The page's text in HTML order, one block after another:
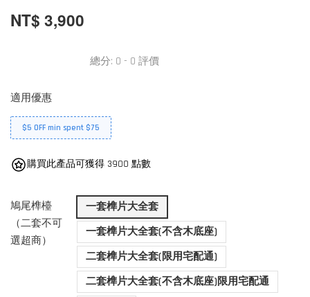
NT$ 3,900
總分: 0 - 0 評價
適用優惠
$5 OFF min spent $75
購買此產品可獲得 3900 點數
鳩尾榫檯
（二套不可
選超商）
一套榫片大全套
一套榫片大全套(不含木底座)
二套榫片大全套(限用宅配通)
二套榫片大全套(不含木底座)限用宅配通